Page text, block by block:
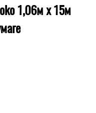
1,06м x 15м